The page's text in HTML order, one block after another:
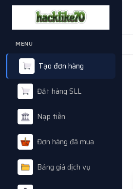
MENU
Tạo đơn hàng
Đặt hàng SLL
Nạp tiền
Đơn hàng đã mua
Bảng giá dịch vụ